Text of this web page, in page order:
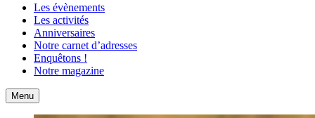
Les évènements
Les activités
Anniversaires
Notre carnet d’adresses
Enquêtons !
Notre magazine
Accueil
Menu Contact